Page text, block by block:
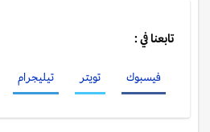
تابعنا في :
فيسبوك تويتر تيليجرام